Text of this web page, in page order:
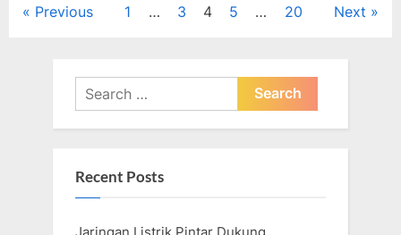
Posts
Previous 1 … 3 4 5 … 20 Next
Search
for:
Recent Posts